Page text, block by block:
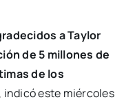
a Taylor
de 5 millones de
de los
indicó este miércoles